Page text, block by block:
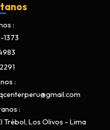
1373
Trébol, Los Olivos - Lima